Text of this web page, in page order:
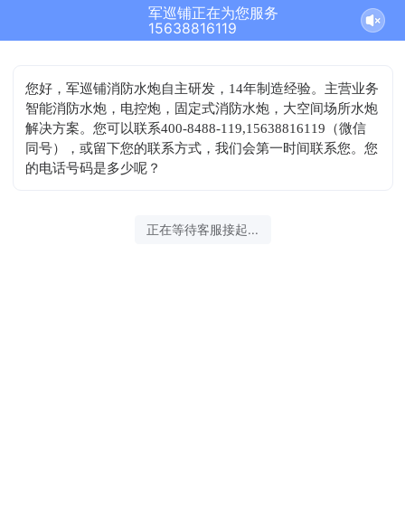
军巡铺正在为您服务
15638816119
您好，军巡铺消防水炮自主研发，14年制造经验。主营业务
智能消防水炮，电控炮，固定式消防水炮，大空间场所水炮
解决方案。您可以联系400-8488-119,15638816119（微信
同号），或留下您的联系方式，我们会第一时间联系您。您
的电话号码是多少呢？
2026-08-06 06:15:27 开始沟通